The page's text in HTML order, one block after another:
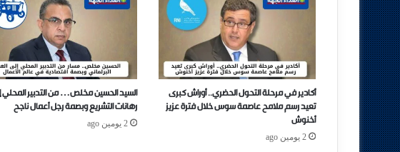
أكادير في مرحلة التحول الحضري.. أوراش كبرى
تعيد رسم ملامح عاصمة سوس خلال فترة عزيز
أخنوش
2 يومين ago
السيد الحسين مخلص… من التدبير المحلي
رهانات التشريع وبصمة رجل أعمال ناجح
2 يومين ago